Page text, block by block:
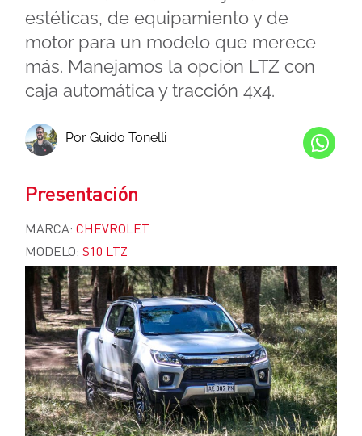
estéticas, de equipamiento y de
motor para un modelo que merece
más. Manejamos la opción LTZ con
caja automática y tracción 4x4.
Por Guido Tonelli
Presentación
MARCA: CHEVROLET
MODELO: S10 LTZ